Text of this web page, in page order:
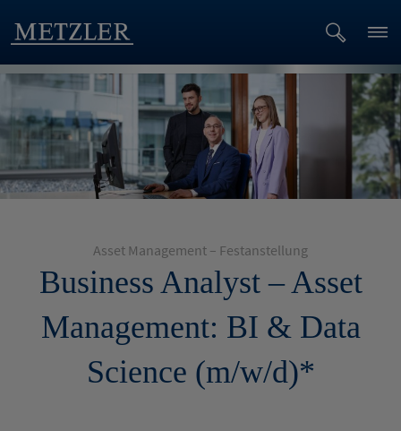
Asset Management – Festanstellung
Business Analyst – Asset
Management: BI & Data
Science (m/w/d)*